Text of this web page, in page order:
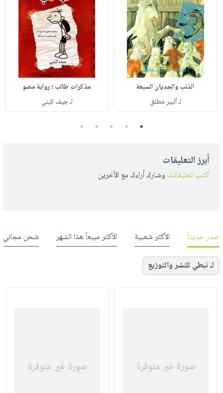
الذئب والجديان السبعة
لـ ألبير مطلق
مذكرات طالب ؛ رواية مصو
لـ جيف كيني
1
2
3
4
5
أبرز التعليقات
أكتب تعليقاتك وشارك أراءك مع الأخرين
صدر حديثاً الأكثر شعبية الأكثر مبيعاً هذا الشهر شحن مجاني
لـ نبطي للنشر والتوزيع